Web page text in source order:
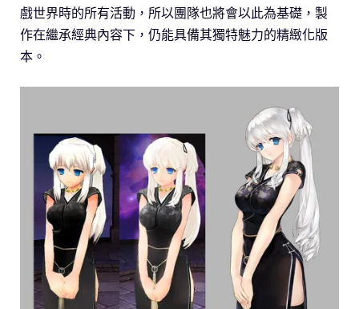
戲世界時的所有活動，所以團隊也將會以此為基礎，製
作在繼承經典內容下，仍能具備其獨特魅力的精緻化版
本。